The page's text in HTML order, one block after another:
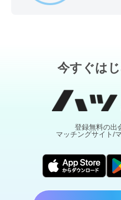
今すぐは
登録無料の出
マッチングサイト/